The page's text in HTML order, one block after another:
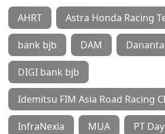
AHRT Astra Honda Racing
bank bjb DAM
DIGI bank bjb
Idemitsu FIM Asia Road Racing
InfraNexia MUA PT